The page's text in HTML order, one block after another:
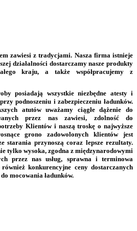
zawiesi z tradycjami. Nasza firma istnieje
działalności dostarczamy nasze produkty
kraju, a także współpracujemy z
posiadają wszystkie niezbędne atesty i
podnoszeniu i zabezpieczeniu ładunków.
atutów uważamy ciągłe dążenie do
przez nas zawiesi, zdolność do
Klientów i naszą troskę o najwyższe
grono zadowolonych klientów jest
starania przynoszą coraz lepsze rezultaty.
tylko wysoka, zgodna z międzynarodowymi
przez nas usług, sprawna i terminowa
konkurencyjne ceny dostarczanych
mocowania ładunków.